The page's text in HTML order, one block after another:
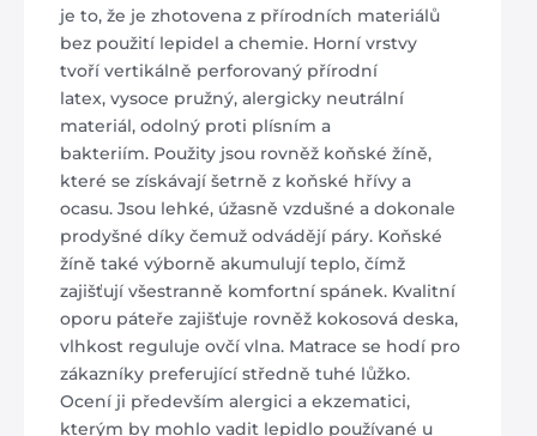
je to, že je zhotovena z přírodních materiálů
bez použití lepidel a chemie. Horní vrstvy
tvoří vertikálně perforovaný přírodní
latex, vysoce pružný, alergicky neutrální
materiál, odolný proti plísním a
bakteriím. Použity jsou rovněž koňské žíně,
které se získávají šetrně z koňské hřívy a
ocasu. Jsou lehké, úžasně vzdušné a dokonale
prodyšné díky čemuž odvádějí páry. Koňské
žíně také výborně akumulují teplo, čímž
zajišťují všestranně komfortní spánek. Kvalitní
oporu páteře zajišťuje rovněž kokosová deska,
vlhkost reguluje ovčí vlna. Matrace se hodí pro
zákazníky preferující středně tuhé lůžko.
Ocení ji především alergici a ekzematici,
kterým by mohlo vadit lepidlo používané u